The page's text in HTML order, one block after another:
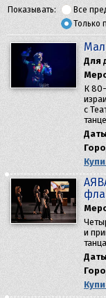
Показывать:
Все
Только
Для
К
с
и